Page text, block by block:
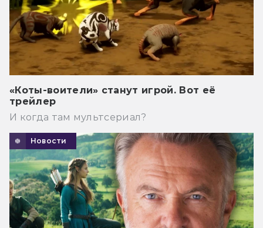
«Коты-воители» станут игрой. Вот её
трейлер
И когда там мультсериал?
Новости